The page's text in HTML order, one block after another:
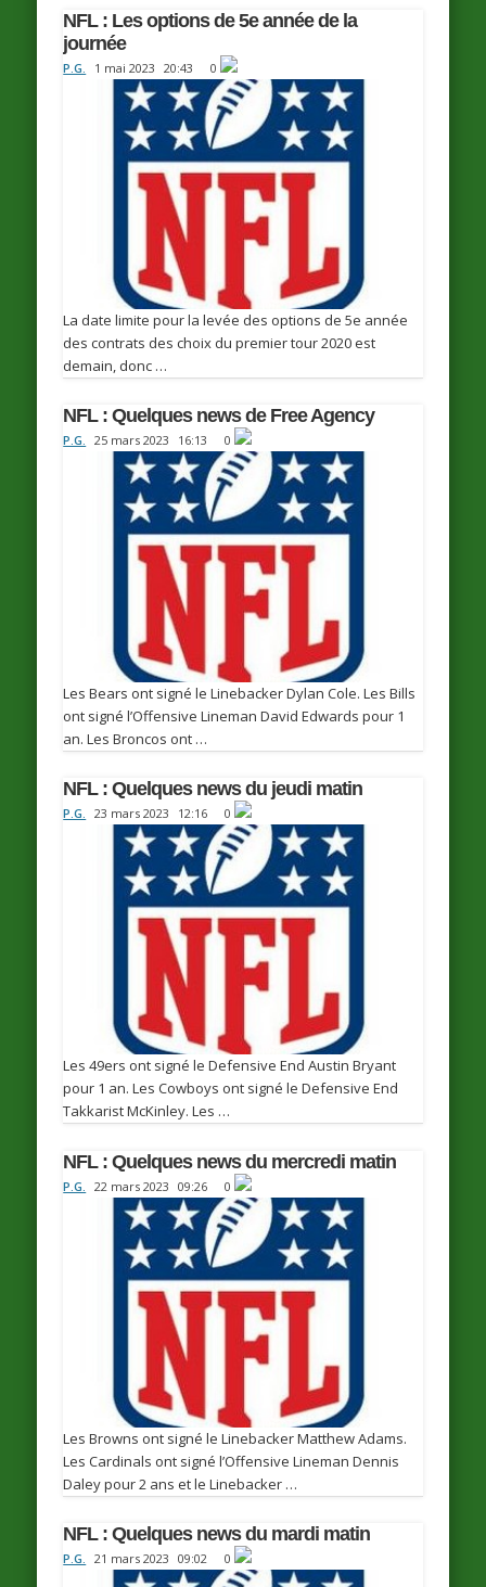
NFL : Les options de 5e année de la
journée
P.G. 1 mai 2023 20:43 0
La date limite pour la levée des options de 5e année
des contrats des choix du premier tour 2020 est
demain, donc …
NFL : Quelques news de Free Agency
P.G. 25 mars 2023 16:13 0
Les Bears ont signé le Linebacker Dylan Cole. Les Bills
ont signé l’Offensive Lineman David Edwards pour 1
an. Les Broncos ont …
NFL : Quelques news du jeudi matin
P.G. 23 mars 2023 12:16 0
Les 49ers ont signé le Defensive End Austin Bryant
pour 1 an. Les Cowboys ont signé le Defensive End
Takkarist McKinley. Les …
NFL : Quelques news du mercredi matin
P.G. 22 mars 2023 09:26 0
Les Browns ont signé le Linebacker Matthew Adams.
Les Cardinals ont signé l’Offensive Lineman Dennis
Daley pour 2 ans et le Linebacker …
NFL : Quelques news du mardi matin
P.G. 21 mars 2023 09:02 0